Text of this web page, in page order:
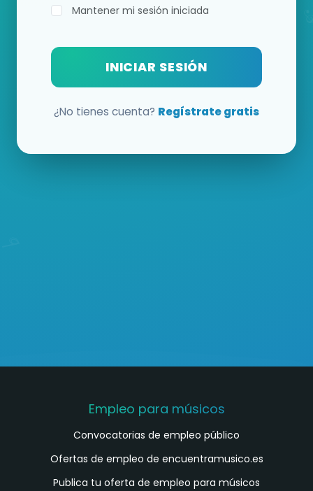
Mantener mi sesión iniciada
INICIAR SESIÓN
¿No tienes cuenta? Regístrate gratis
Empleo para músicos
Convocatorias de empleo público
Ofertas de empleo de encuentramusico.es
Publica tu oferta de empleo para músicos